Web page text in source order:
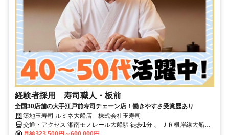
経験者採用 寿司職人・板前
全国30店舗の大手江戸前寿司チェーン店！働きやすさ受賞歴あり
築地玉寿司 ルミネ大船店 株式会社玉寿司
交通・アクセス 湘南モノレール大船駅 徒歩1分 、 ＪＲ根岸線大船駅